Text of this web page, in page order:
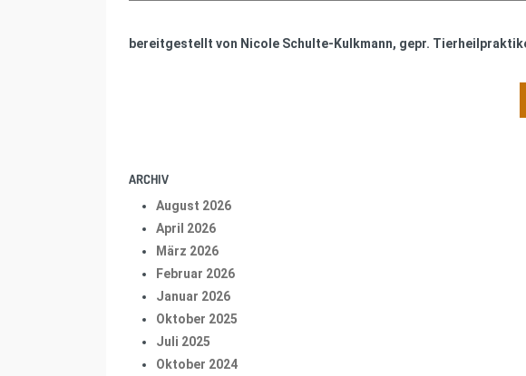
bereitgestellt von Nicole Schulte-Kulkmann, gepr.
ARCHIV
August 2026
April 2026
März 2026
Februar 2026
Januar 2026
Oktober 2025
Juli 2025
Oktober 2024